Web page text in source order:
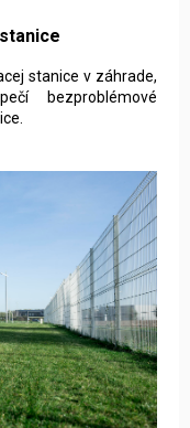
stanice v záhrade,
bezproblémové